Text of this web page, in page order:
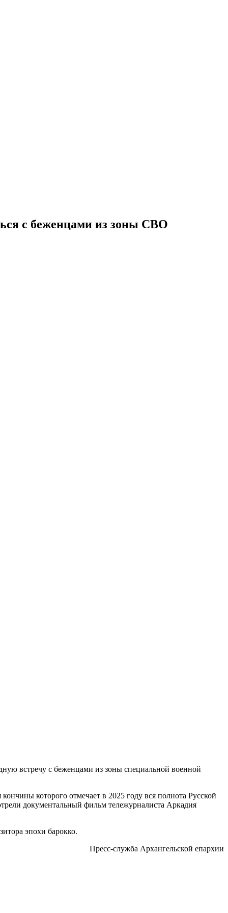
с беженцами из зоны СВО
встречу с беженцами из зоны специальной военной
которого отмечает в 2025 году вся полнота Русской
документальный фильм тележурналиста Аркадия
эпохи барокко.
Пресс-служба Архангельской епархии